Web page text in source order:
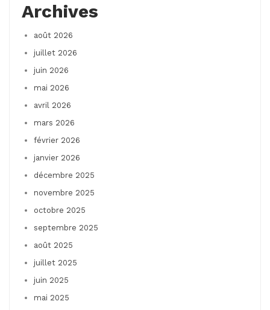
Archives
août 2026
juillet 2026
juin 2026
mai 2026
avril 2026
mars 2026
février 2026
janvier 2026
décembre 2025
novembre 2025
octobre 2025
septembre 2025
août 2025
juillet 2025
juin 2025
mai 2025